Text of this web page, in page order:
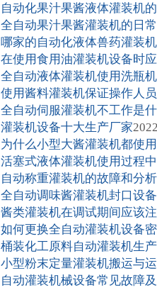
自动化果汁果酱液体灌装机
全自动果汁果酱灌装机的日
哪家的自动化液体兽药灌装
在使用食用油灌装机设备时
全自动液体灌装机使用洗瓶
使用酱料灌装机保证操作人
全自动伺服灌装机不工作是
灌装机设备十大生产厂家
为什么小型大酱灌装机都使
活塞式液体灌装机使用过程
自动称重灌装机的故障和分析
全自动调味酱灌装机封口设
酱类灌装机在调试期间应该
如何更换全自动灌装机设备
桶装化工原料自动灌装机生
小型粉末定量灌装机搬运与
自动灌装机械设备常见故障